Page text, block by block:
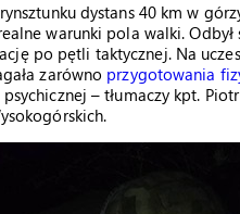
dystans 40 km w
warunki pola walki.
po pętli taktycznej. Na
zarówno przygotowania
– tłumaczy kpt.